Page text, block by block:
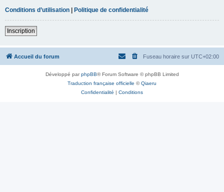
Conditions d’utilisation | Politique de confidentialité
Inscription
Accueil du forum Fuseau horaire sur UTC+02:00
Développé parphpBB® Forum Software © phpBB Limited
Traduction française officielle ©Qiaeru
Confidentialité | Conditions